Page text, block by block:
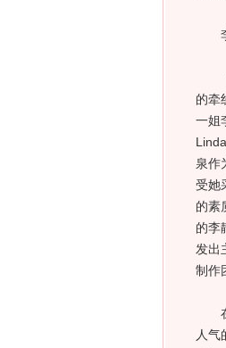
李
《
的牵
一姐
泉作
受她
的素
的李
发出
制作
在
人气